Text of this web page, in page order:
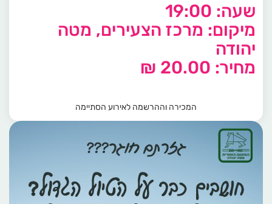
שעה: 19:00
מיקום: מרכז הצעירים, מטה
יהודה
מחיר: 20.00 ₪
המכירה וההרשמה לאירוע הסתיימה